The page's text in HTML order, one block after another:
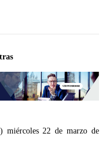
miércoles 22 de marzo de